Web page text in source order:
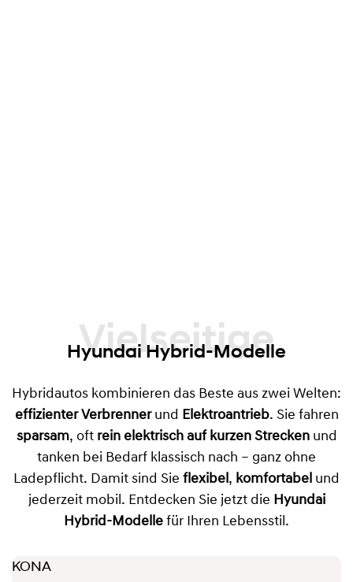
Vielseitige
Hyundai Hybrid-Modelle
Hybridautos kombinieren das Beste aus zwei Welten:
effizienter Verbrennerund Elektroantrieb. Sie fahren
sparsam, oft rein elektrisch auf kurzen Streckenund
tanken bei Bedarf klassisch nach – ganz ohne
Ladepflicht. Damit sind Sie flexibel , komfortabel und
jederzeit mobil. Entdecken Sie jetzt die Hyundai
Hybrid-Modelle für Ihren Lebensstil.
KONA